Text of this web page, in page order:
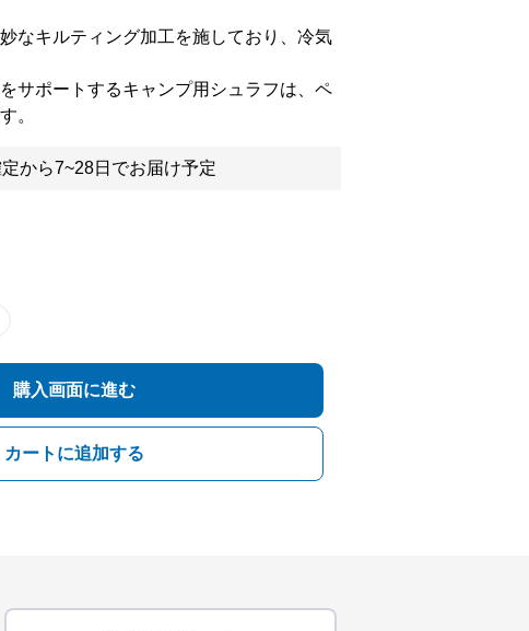
なキルティング加工を施しており、冷気
サポートするキャンプ用シュラフは、ペ
。
から7~28日でお届け予定
購入画面に進む
カートに追加する